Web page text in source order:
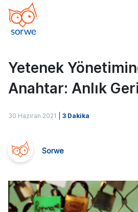
Yetenek
Anahtar: Anlık
30 Haziran 2021 3 Dakika
Sorwe